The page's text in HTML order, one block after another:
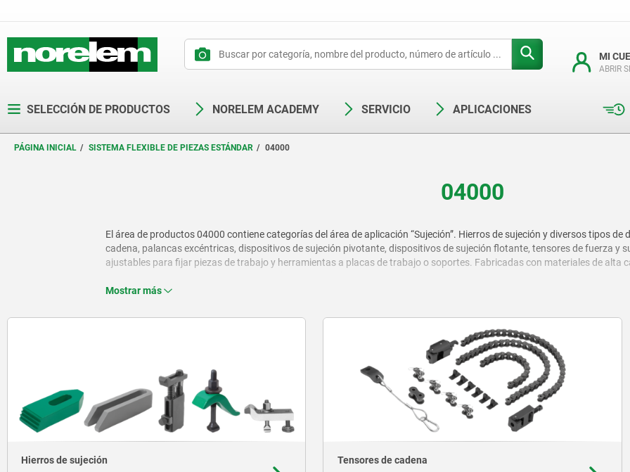
MI
ABRIR
SELECCIÓN DE PRODUCTOS NORELEM ACADEMY SERVICIO APLICACIONES
PÁGINA INICIAL SISTEMA FLEXIBLE DE PIEZAS ESTÁNDAR 04000
04000
El área de productos 04000 contiene categorías del área de aplicación “Sujeción”. Hierros de sujeción y diversos tipos
cadena, palancas excéntricas, dispositivos de sujeción pivotante, dispositivos de sujeción flotante, tensores de fuerza y
ajustables para fijar piezas de trabajo y herramientas a placas de trabajo o soportes. Fabricadas con materiales de alta
Mostrar más
Hierros de sujeción Tensores de cadena